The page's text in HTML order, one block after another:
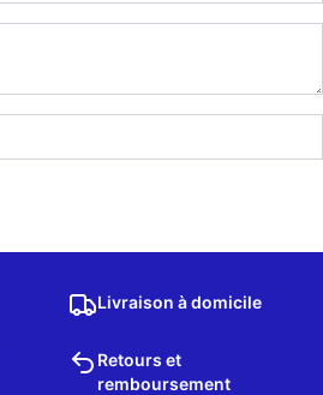
Livraison à domicile
Retours et
remboursement